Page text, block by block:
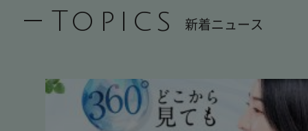
Topics 新着ニュース